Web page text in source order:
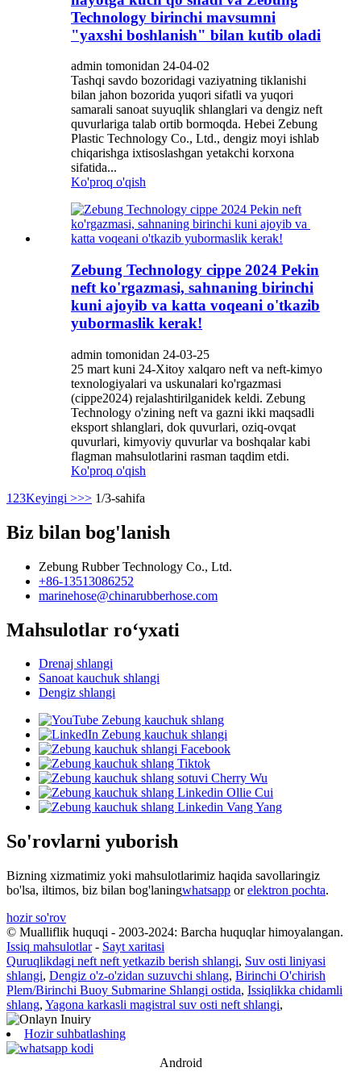
Technology birinchi mavsumni
"yaxshi boshlanish" bilan kutib oladi
admin tomonidan 24-04-02
Tashqi savdo bozoridagi vaziyatning tiklanishi
bilan jahon bozorida yuqori sifatli va yuqori
samarali sanoat suyuqlik shlanglari va dengiz neft
quvurlariga talab ortib bormoqda. Hebei Zebung
Plastic Technology Co., Ltd., dengiz moyi ishlab
chiqarishga ixtisoslashgan yetakchi korxona
sifatida...
Ko'proq o'qish
Zebung Technology cippe 2024 Pekin
neft ko'rgazmasi, sahnaning birinchi
kuni ajoyib va ​​katta voqeani o'tkazib
yubormaslik kerak!
admin tomonidan 24-03-25
25 mart kuni 24-Xitoy xalqaro neft va neft-kimyo
texnologiyalari va uskunalari ko'rgazmasi
(cippe2024) rejalashtirilganidek keldi. Zebung
Technology o'zining neft va gazni ikki maqsadli
eksport shlanglari, dok quvurlari, oziq-ovqat
quvurlari, kimyoviy quvurlar va boshqalar kabi
flagman mahsulotlarini rasman taqdim etdi.
Ko'proq o'qish
1 23Keyingi >>> 1/3-sahifa
Biz bilan bog'lanish
Zebung Rubber Technology Co., Ltd.
+86-13513086252
marinehose@chinarubberhose.com
Mahsulotlar roʻyxati
Drenaj shlangi
Sanoat kauchuk shlangi
Dengiz shlangi
So'rovlarni yuborish
Bizning xizmatimiz yoki mahsulotlarimiz haqida savollaringiz
bo'lsa, iltimos, biz bilan bog'laningwhatsapp orelektron pochta.
hozir so'rov
© Mualliflik huquqi - 2003-2024: Barcha huquqlar himoyalangan.
Issiq mahsulotlar- Sayt xaritasi
Quruqlikdagi neft neft yetkazib berish shlangi, Suv osti liniyasi
shlangi, Dengiz o'z-o'zidan suzuvchi shlang, Birinchi O'chirish
Plem/Birinchi Buoy Submarine Shlangi ostida, Issiqlikka chidamli
shlang, Yagona karkasli magistral suv osti neft shlangi,
Hozir suhbatlashing
Android